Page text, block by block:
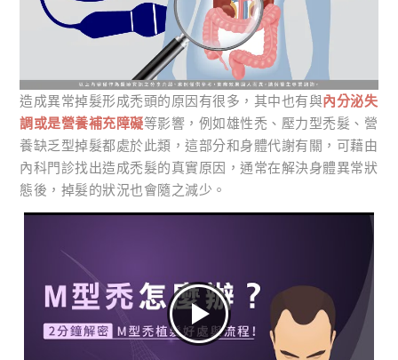
造成異常掉髮形成禿頭的原因有很多，其中也有與內分泌失
調或是營養補充障礙等影響，例如雄性禿、壓力型禿髮、營
養缺乏型掉髮都處於此類，這部分和身體代謝有關，可藉由
內科門診找出造成禿髮的真實原因，通常在解決身體異常狀
態後，掉髮的狀況也會隨之減少。